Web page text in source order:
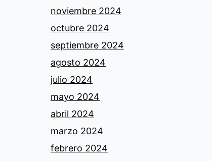
noviembre 2024
octubre 2024
septiembre 2024
agosto 2024
julio 2024
mayo 2024
abril 2024
marzo 2024
febrero 2024